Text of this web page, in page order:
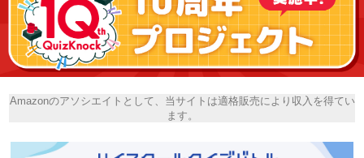
Amazonのアソシエイトとして、当サイトは適格販売により収入を得てい
ます。